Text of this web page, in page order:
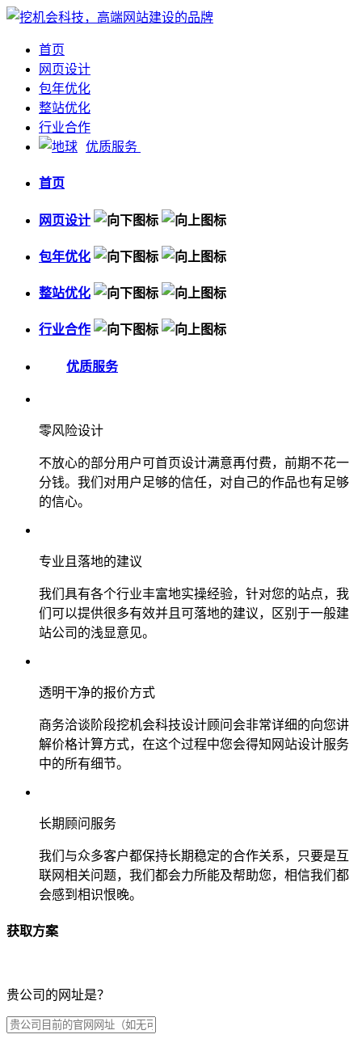
首页
网页设计
包年优化
整站优化
行业合作
优质服务
首页
网页设计
包年优化
整站优化
行业合作
优质服务
零风险设计
不放心的部分用户可首页设计满意再付费，前期不花一
分钱。我们对用户足够的信任，对自己的作品也有足够
的信心。
专业且落地的建议
我们具有各个行业丰富地实操经验，针对您的站点，我
们可以提供很多有效并且可落地的建议，区别于一般建
站公司的浅显意见。
透明干净的报价方式
商务洽谈阶段挖机会科技设计顾问会非常详细的向您讲
解价格计算方式，在这个过程中您会得知网站设计服务
中的所有细节。
长期顾问服务
我们与众多客户都保持长期稳定的合作关系，只要是互
联网相关问题，我们都会力所能及帮助您，相信我们都
会感到相识恨晚。
获取方案
贵公司的网址是？